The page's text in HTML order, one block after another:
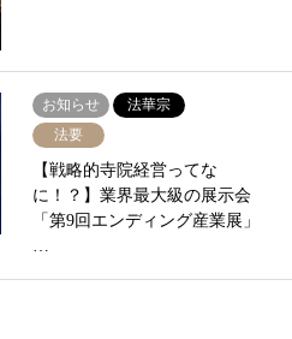
お知らせ
法華宗
法要
【戦略的寺院経営ってな
に！？】業界最⼤級の展⽰会
「第9回エンディング産業展」
…